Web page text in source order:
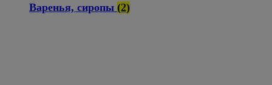
Варенья, сиропы (2)